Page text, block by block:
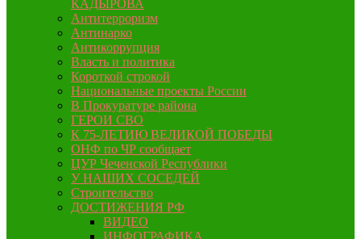
КАДЫРОВА
Антитерроризм
Антинарко
Антикоррупция
Власть и политика
Короткой строкой
Национальные проекты России
В Прокуратуре района
ГЕРОИ СВО
К 75-ЛЕТИЮ ВЕЛИКОЙ ПОБЕДЫ
ОНФ по ЧР сообщает
ЦУР Чеченской Республики
У НАШИХ СОСЕДЕЙ
Строительство
ДОСТИЖЕНИЯ РФ
ВИДЕО
ИНФОГРАФИКА